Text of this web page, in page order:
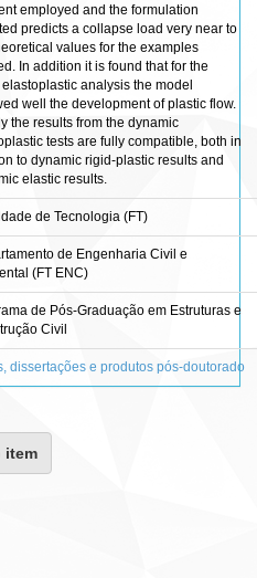
employed and the formulation
predicts a collapse load very near to
values for the examples
In addition it is found that for the
analysis the model
well the development of plastic flow.
the results from the dynamic
tests are fully compatible, both in
to dynamic rigid-plastic results and
elastic results.
de Tecnologia (FT)
de Engenharia Civil e
(FT ENC)
de Pós-Graduação em Estruturas e
Civil
dissertações e produtos pós-doutorado
item